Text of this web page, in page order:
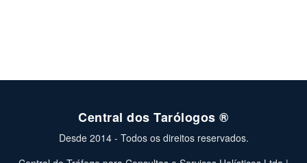
Central dos Tarólogos ®
Desde 2014 - Todos os direitos reservados.